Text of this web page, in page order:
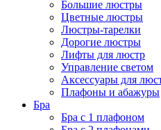
Большие люстры
Цветные люстры
Люстры-тарелки
Дорогие люстры
Лифты для люстр
Управление светом
Аксессуары для
Плафоны и абажуры
Бра
Бра с 1 плафоном